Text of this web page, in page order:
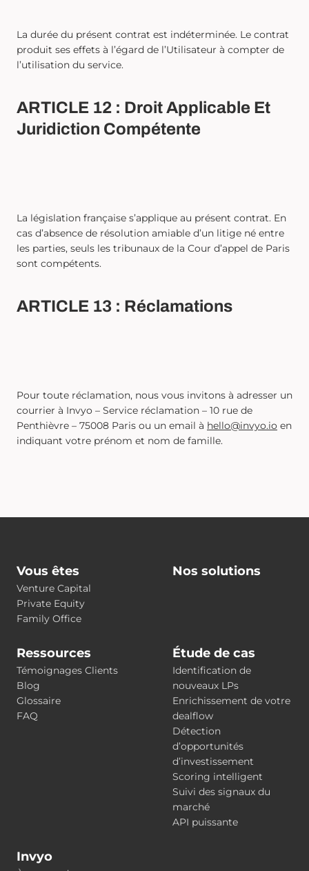
La durée du présent contrat est indéterminée. Le contrat
produit ses effets à l’égard de l’Utilisateur à compter de
l’utilisation du service.
ARTICLE 12 : Droit Applicable Et
Juridiction Compétente
La législation française s’applique au présent contrat. En
cas d’absence de résolution amiable d’un litige né entre
les parties, seuls les tribunaux de la Cour d’appel de Paris
sont compétents.
ARTICLE 13 : Réclamations
Pour toute réclamation, nous vous invitons à adresser un
courrier à Invyo – Service réclamation – 10 rue de
Penthièvre – 75008 Paris ou un email à hello@invyo.io en
indiquant votre prénom et nom de famille.
Vous êtes
Venture Capital
Private Equity
Family Office
Nos solutions
Ressources
Témoignages Clients
Blog
Glossaire
FAQ
Étude de cas
Identification de
nouveaux LPs
Enrichissement de votre
dealflow
Détection
d’opportunités
d’investissement
Scoring intelligent
Suivi des signaux du
marché
API puissante
Invyo